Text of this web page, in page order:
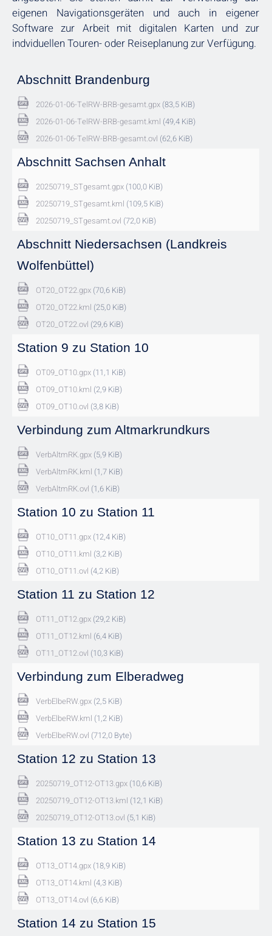
eigenen Navigationsgeräten und auch in eigener
Software zur Arbeit mit digitalen Karten und zur
indviduellen Touren- oder Reiseplanung zur Verfügung.
Abschnitt Brandenburg
2026-01-06-TelRW-BRB-gesamt.gpx (83,5 KiB)
2026-01-06-TelRW-BRB-gesamt.kml (49,4 KiB)
2026-01-06-TelRW-BRB-gesamt.ovl (62,6 KiB)
Abschnitt Sachsen Anhalt
20250719_STgesamt.gpx (100,0 KiB)
20250719_STgesamt.kml (109,5 KiB)
20250719_STgesamt.ovl (72,0 KiB)
Abschnitt Niedersachsen (Landkreis
Wolfenbüttel)
OT20_OT22.gpx (70,6 KiB)
OT20_OT22.kml (25,0 KiB)
OT20_OT22.ovl (29,6 KiB)
Station 9 zu Station 10
OT09_OT10.gpx (11,1 KiB)
OT09_OT10.kml (2,9 KiB)
OT09_OT10.ovl (3,8 KiB)
Verbindung zum Altmarkrundkurs
VerbAltmRK.gpx (5,9 KiB)
VerbAltmRK.kml (1,7 KiB)
VerbAltmRK.ovl (1,6 KiB)
Station 10 zu Station 11
OT10_OT11.gpx (12,4 KiB)
OT10_OT11.kml (3,2 KiB)
OT10_OT11.ovl (4,2 KiB)
Station 11 zu Station 12
OT11_OT12.gpx (29,2 KiB)
OT11_OT12.kml (6,4 KiB)
OT11_OT12.ovl (10,3 KiB)
Verbindung zum Elberadweg
VerbElbeRW.gpx (2,5 KiB)
VerbElbeRW.kml (1,2 KiB)
VerbElbeRW.ovl (712,0 Byte)
Station 12 zu Station 13
20250719_OT12-OT13.gpx (10,6 KiB)
20250719_OT12-OT13.kml (12,1 KiB)
20250719_OT12-OT13.ovl (5,1 KiB)
Station 13 zu Station 14
OT13_OT14.gpx (18,9 KiB)
OT13_OT14.kml (4,3 KiB)
OT13_OT14.ovl (6,6 KiB)
Station 14 zu Station 15